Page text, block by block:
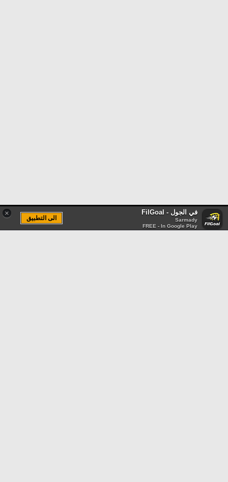
× في الجول - FilGoal
Sarmady
FREE - In Google Play
الى التطبيق